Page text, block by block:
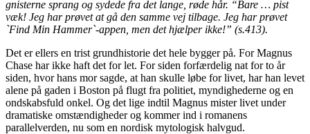
gnisterne sprang og sydede fra det lange, røde hår. “Bare … pist
væk! Jeg har prøvet at gå den samme vej tilbage. Jeg har prøvet
`Find Min Hammer`-appen, men det hjælper ikke!” (s.413).
Det er ellers en trist grundhistorie det hele bygger på. For Magnus
Chase har ikke haft det for let. For siden forfærdelig nat for to år
siden, hvor hans mor sagde, at han skulle løbe for livet, har han levet
alene på gaden i Boston på flugt fra politiet, myndighederne og en
ondskabsfuld onkel. Og det lige indtil Magnus mister livet under
dramatiske omstændigheder og kommer ind i romanens
parallelverden, nu som en nordisk mytologisk halvgud.